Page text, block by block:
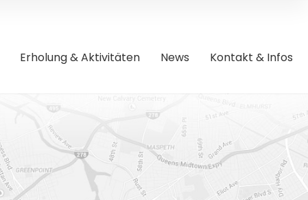
Erholung & Aktivitäten News Kontakt & Infos